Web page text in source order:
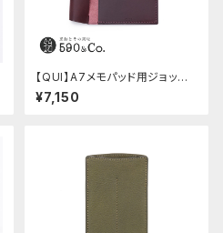
【QUI】A7メモパッド用ジョッタ
ー・ブッテーロ (ワイン)
¥7,150